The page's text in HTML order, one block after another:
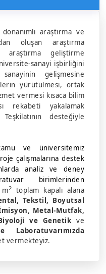
araştırma ve
oluşan araştırma
araştırma geliştirme
sanayi işbirliğini
gelişmesine
yürütülmesi, ortak
vermesi kısaca bilim
rekabeti yakalamak
desteğiyle
ve üniversitemiz
çalışmalarına destek
analiz ve deney
birimlerinden
m2 toplam kapalı alana
Tekstil, Boyutsal
Metal-Mutfak,
ve Genetik ve
Laboratuvarımızda
vermekteyiz.